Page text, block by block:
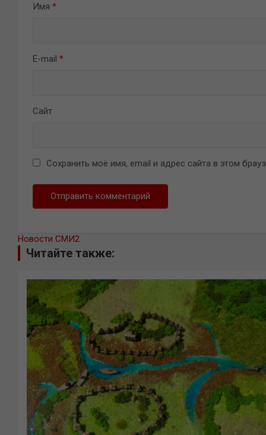
Имя *
E-mail *
Сайт
Сохранить моё имя, email и адрес сайта в этом
Новости СМИ2
Читайте также: